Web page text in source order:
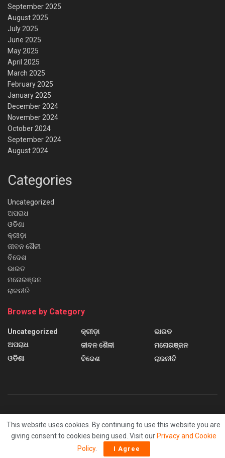
September 2025
August 2025
July 2025
June 2025
May 2025
April 2025
March 2025
February 2025
January 2025
December 2024
November 2024
October 2024
September 2024
August 2024
Categories
Uncategorized
ଅପରାଧ
ଓଡିଶା
କ୍ରୀଡ଼ା
ଜୀବନ ଶୈଳୀ
ବିଦେଶ
ଭାରତ
ମନୋରଞ୍ଜନ
ରାଜନୀତି
Browse by Category
Uncategorized
ଅପରାଧ
ଓଡିଶା
କ୍ରୀଡ଼ା
ଜୀବନ ଶୈଳୀ
ବିଦେଶ
ଭାରତ
ମନୋରଞ୍ଜନ
ରାଜନୀତି
Home 4
Home 5 Home 6 Sample Page
This website uses cookies. By continuing to use this website you are
giving consent to cookies being used. Visit our Privacy and Cookie
Policy. I Agree